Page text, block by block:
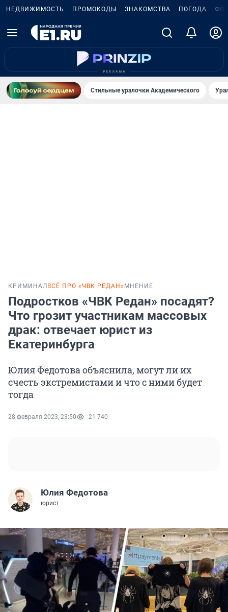
НЕДВИЖИМОСТЬ ПРОМОКОДЫ ЗНАКОМСТВА ПОГОДА
Стильные уралочки Академического
КРИМИНАЛ ВСЁ ПРО «ЧВК РЁДАН» МНЕНИЕ
Подростков «ЧВК Редан» посадят?
Что грозит участникам массовых
драк: отвечает юрист из
Екатеринбурга
Юлия Федотова объяснила, могут ли их
счесть экстремистами и что с ними будет
тогда
28 февраля 2023, 23:50 21 740
Юлия Федотова
юрист